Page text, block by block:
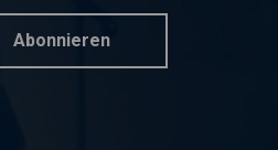
Abonnieren